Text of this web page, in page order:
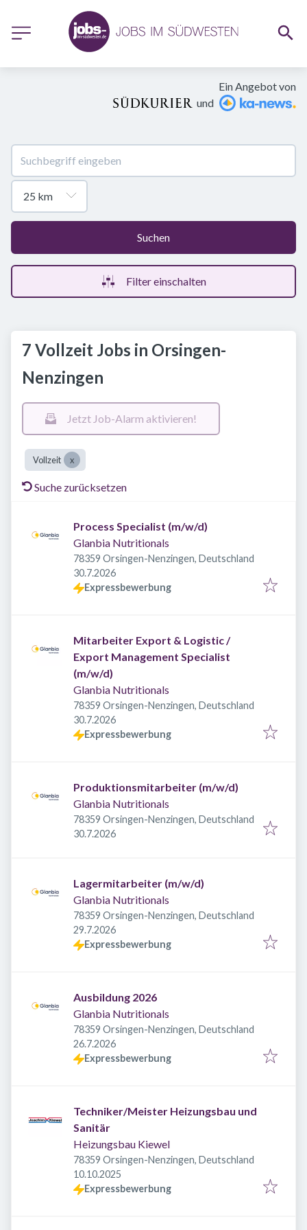
Ein Angebot von
und
Suchen
Filter einschalten
7 Vollzeit Jobs in Orsingen-
Nenzingen
Jetzt Job-Alarm aktivieren!
Vollzeit
Suche zurücksetzen
Process Specialist (m/w/d)
Glanbia Nutritionals
78359 Orsingen-Nenzingen, Deutschland
Veröffentlicht
30.7.2026
Expressbewerbung
Mitarbeiter Export & Logistic /
Export Management Specialist
(m/w/d)
Glanbia Nutritionals
78359 Orsingen-Nenzingen, Deutschland
Veröffentlicht
30.7.2026
Expressbewerbung
Produktionsmitarbeiter (m/w/d)
Glanbia Nutritionals
78359 Orsingen-Nenzingen, Deutschland
Veröffentlicht
30.7.2026
Lagermitarbeiter (m/w/d)
Glanbia Nutritionals
78359 Orsingen-Nenzingen, Deutschland
Veröffentlicht
29.7.2026
Expressbewerbung
Ausbildung 2026
Glanbia Nutritionals
78359 Orsingen-Nenzingen, Deutschland
Veröffentlicht
26.7.2026
Expressbewerbung
Techniker/Meister Heizungsbau und
Sanitär
Heizungsbau Kiewel
78359 Orsingen-Nenzingen, Deutschland
Veröffentlicht
10.10.2025
Expressbewerbung